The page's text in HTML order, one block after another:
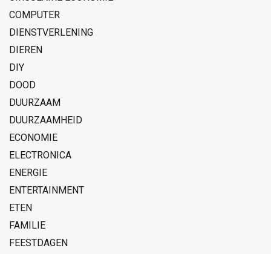
COMPUTER
DIENSTVERLENING
DIEREN
DIY
DOOD
DUURZAAM
DUURZAAMHEID
ECONOMIE
ELECTRONICA
ENERGIE
ENTERTAINMENT
ETEN
FAMILIE
FEESTDAGEN